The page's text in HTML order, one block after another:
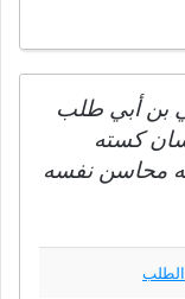
بن أبي طلب
كسته
محاسن نفسه
الطلب